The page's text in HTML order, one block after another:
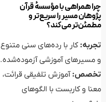
چرا همراهی با مؤسسهٔ قرآن
پژوهان مسیر را سریع‌تر و
مطمئن‌تر می‌کند؟
تجربه: کار با رده‌های سنی متنوع
و مسیرهای آموزشی آزموده‌شده.
تخصص: آموزش تلفیقی قرائت،
معنا و کاربست با الگوهای